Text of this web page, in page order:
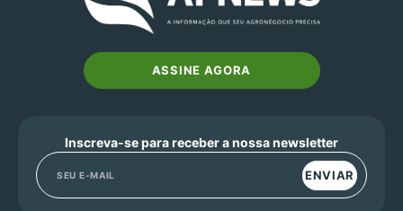
ASSINE AGORA
Inscreva-se para receber a nossa newsletter
ENVIAR